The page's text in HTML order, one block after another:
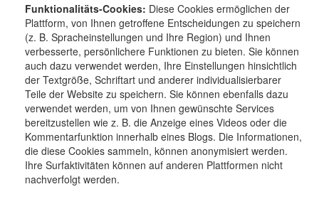
Funktionalitäts-Cookies: Diese Cookies ermöglichen der
Plattform, von Ihnen getroffene Entscheidungen zu speichern
(z. B. Spracheinstellungen und Ihre Region) und Ihnen
verbesserte, persönlichere Funktionen zu bieten. Sie können
auch dazu verwendet werden, Ihre Einstellungen hinsichtlich
der Textgröße, Schriftart und anderer individualisierbarer
Teile der Website zu speichern. Sie können ebenfalls dazu
verwendet werden, um von Ihnen gewünschte Services
bereitzustellen wie z. B. die Anzeige eines Videos oder die
Kommentarfunktion innerhalb eines Blogs. Die Informationen,
die diese Cookies sammeln, können anonymisiert werden.
Ihre Surfaktivitäten können auf anderen Plattformen nicht
nachverfolgt werden.